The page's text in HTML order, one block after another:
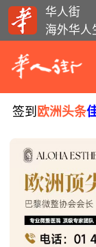
华人街
海外华人
签到 欧洲头条